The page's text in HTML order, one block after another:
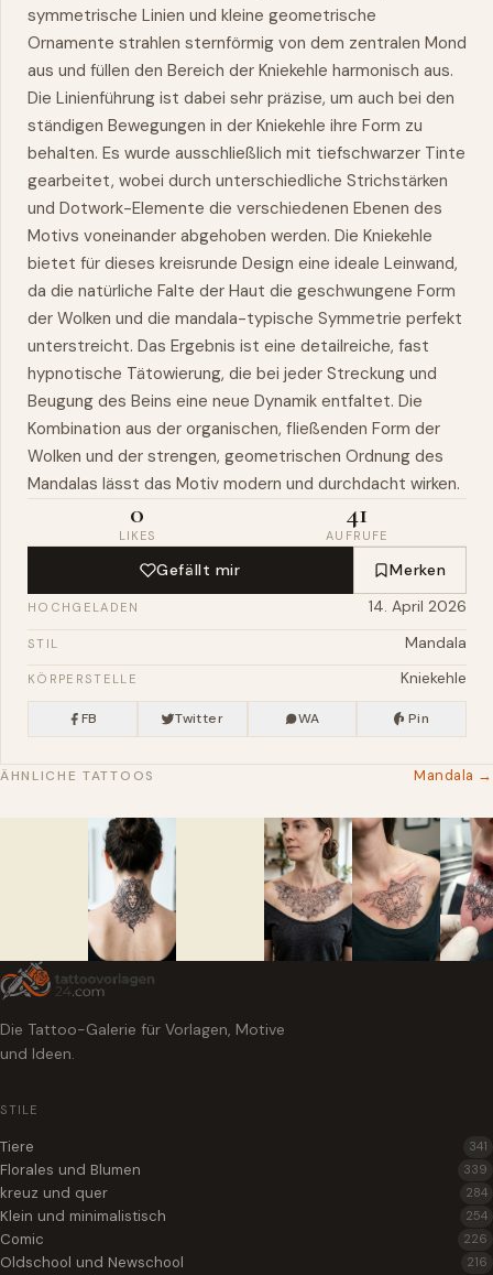
symmetrische Linien und kleine geometrische
Ornamente strahlen sternförmig von dem zentralen Mond
aus und füllen den Bereich der Kniekehle harmonisch aus.
Die Linienführung ist dabei sehr präzise, um auch bei den
ständigen Bewegungen in der Kniekehle ihre Form zu
behalten. Es wurde ausschließlich mit tiefschwarzer Tinte
gearbeitet, wobei durch unterschiedliche Strichstärken
und Dotwork-Elemente die verschiedenen Ebenen des
Motivs voneinander abgehoben werden. Die Kniekehle
bietet für dieses kreisrunde Design eine ideale Leinwand,
da die natürliche Falte der Haut die geschwungene Form
der Wolken und die mandala-typische Symmetrie perfekt
unterstreicht. Das Ergebnis ist eine detailreiche, fast
hypnotische Tätowierung, die bei jeder Streckung und
Beugung des Beins eine neue Dynamik entfaltet. Die
Kombination aus der organischen, fließenden Form der
Wolken und der strengen, geometrischen Ordnung des
Mandalas lässt das Motiv modern und durchdacht wirken.
0
LIKES
41
AUFRUFE
Gefällt mir Merken
HOCHGELADEN 14. April 2026
STIL Mandala
KÖRPERSTELLE Kniekehle
FB Twitter WA Pin
ÄHNLICHE TATTOOS Mandala →
Die Tattoo-Galerie für Vorlagen, Motive
und Ideen.
STILE
Tiere 341
Florales und Blumen 339
kreuz und quer 284
Klein und minimalistisch 254
Comic 226
Oldschool und Newschool 216